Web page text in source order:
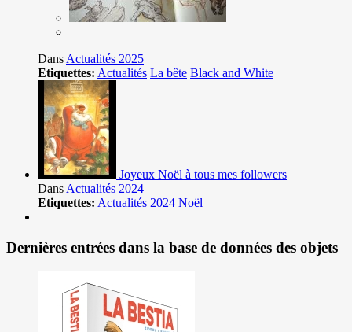
Dans Actualités 2025
Etiquettes: Actualités La bête Black and White
Joyeux Noël à tous mes followers
Dans Actualités 2024
Etiquettes: Actualités 2024 Noël
Dernières entrées dans la base de données des objets